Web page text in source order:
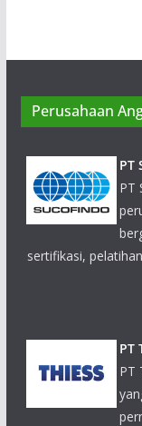
Perusahaan
PT
PT
sertifikasi,
PT
PT